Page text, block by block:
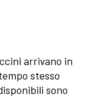
arrivano in
stesso
sono